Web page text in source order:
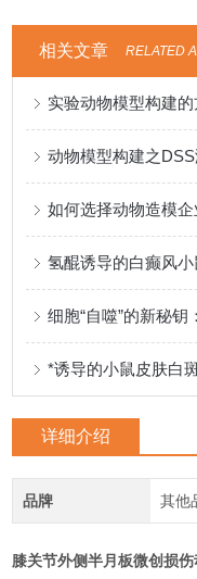
相关文章 RELATED
实验动物模型构建
动物模型构建之
如何选择动物造模
氢醌诱导的白癫风小
*诱导的小鼠皮肤白
详细介绍
品牌 其他
膝关节外侧半月板微创损